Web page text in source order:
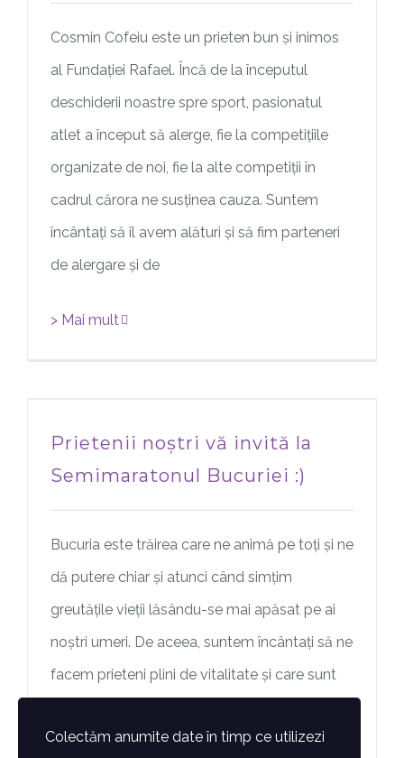
Cosmin Cofeiu este un prieten bun și inimos
al Fundației Rafael. Încă de la începutul
deschiderii noastre spre sport, pasionatul
atlet a început să alerge, fie la competițiile
organizate de noi, fie la alte competiții în
cadrul cărora ne susținea cauza. Suntem
încântați să îl avem alături și să fim parteneri
de alergare și de
> Mai mult
Prietenii noștri vă invită la
Semimaratonul Bucuriei :)
Bucuria este trăirea care ne animă pe toți și ne
dă putere chiar și atunci când simțim
greutățile vieții lăsându-se mai apăsat pe ai
noștri umeri. De aceea, suntem încântați să ne
facem prieteni plini de vitalitate și care sunt
decât să alergi prin natură, să fii
Colectăm anumite date în timp ce utilizezi